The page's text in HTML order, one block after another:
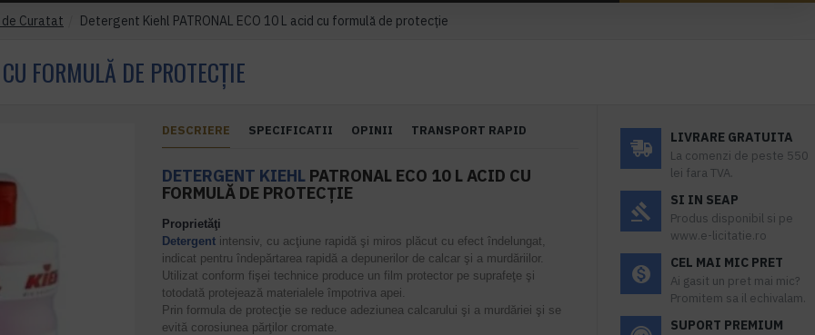
Curatat Detergent Kiehl PATRONAL ECO 10 L acid cu formulă de protecție
FORMULĂ DE PROTECȚIE
DESCRIERE SPECIFICATII OPINII TRANSPORT RAPID
DETERGENT KIEHL PATRONAL ECO 10 L ACID CU
FORMULĂ DE PROTECȚIE
Proprietăţi
Detergent intensiv, cu acţiune rapidă şi miros plăcut cu efect îndelungat,
indicat pentru îndepărtarea rapidă a depunerilor de calcar şi a murdăriilor.
Utilizat conform fişei technice produce un film protector pe suprafeţe şi
totodată protejează materialele împotriva apei.
Prin formula de protecţie se reduce adeziunea calcarului şi a murdăriei şi se
evită corosiunea părţilor cromate.
LIVRARE GRATUITA
La comenzi de peste 550
lei fara TVA.
SI IN SEAP
Produs disponibil si pe
www.e-licitatie.ro
CEL MAI MIC PRET
Ai gasit un pret mai mic?
Promitem sa il echivalam.
SUPORT PREMIUM